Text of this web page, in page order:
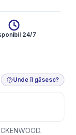
24/7
Unde îl găsesc?